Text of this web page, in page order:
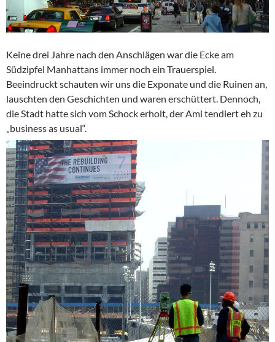
Keine drei Jahre nach den Anschlägen war die Ecke am
Südzipfel Manhattans immer noch ein Trauerspiel.
Beeindruckt schauten wir uns die Exponate und die Ruinen an,
lauschten den Geschichten und waren erschüttert. Dennoch,
die Stadt hatte sich vom Schock erholt, der Ami tendiert eh zu
„business as usual“.